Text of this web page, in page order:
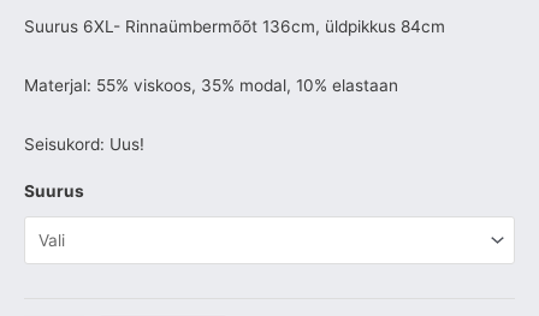
Suurus 6XL- Rinnaümbermõõt 136cm, üldpikkus 84cm
Materjal: 55% viskoos, 35% modal, 10% elastaan
Seisukord: Uus!
Suurus